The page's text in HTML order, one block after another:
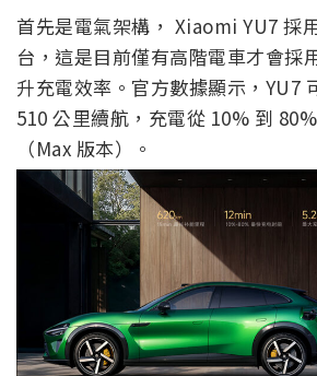
首先是電氣架構， Xiaomi YU7 採
台，這是目前僅有高階電車才會採
升充電效率。官方數據顯示，YU7
510 公里續航，充電從 10% 到
（Max 版本）。